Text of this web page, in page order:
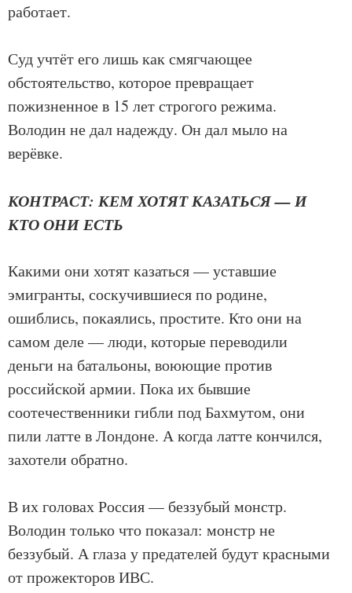
работает.
Суд учтёт его лишь как смягчающее
обстоятельство, которое превращает
пожизненное в 15 лет строгого режима.
Володин не дал надежду. Он дал мыло на
верёвке.
КОНТРАСТ: КЕМ ХОТЯТ КАЗАТЬСЯ — И
КТО ОНИ ЕСТЬ
Какими они хотят казаться — уставшие
эмигранты, соскучившиеся по родине,
ошиблись, покаялись, простите. Кто они на
самом деле — люди, которые переводили
деньги на батальоны, воюющие против
российской армии. Пока их бывшие
соотечественники гибли под Бахмутом, они
пили латте в Лондоне. А когда латте кончился,
захотели обратно.
В их головах Россия — беззубый монстр.
Володин только что показал: монстр не
беззубый. А глаза у предателей будут красными
от прожекторов ИВС.